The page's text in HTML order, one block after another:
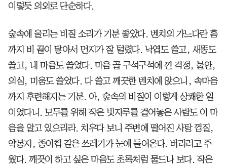
이렇듯 의외로 단순하다.
숲속에 울리는 비질 소리가 기분 좋았다. 벤치의 가느다란 홈
까지 비 끝이 닿아서 먼지가 잘 털렸다. 낙엽도 쓸고, 새똥도
쓸고, 내 마음도 쓸었다. 마음 골 구석구석에 낀 걱정, 불안,
의심, 미움도 쓸었다. 다 쓸고 깨끗한 벤치에 앉으니, 속마음
까지 후련해지는 기분. 아, 숲속의 비질이 이렇게 상쾌한 일
이었다니. 모두를 위해 작은 빗자루를 걸어놓은 사람도 이 마
음을 알고 있으리라. 치우다 보니 주변에 떨어진 사탕 껍질,
약봉지, 종이컵 같은 쓰레기가 눈에 들어온다. 버리려고 주
웠다. 깨끗이 하고 싶은 마음도 초록처럼 물드나 보다. 작은